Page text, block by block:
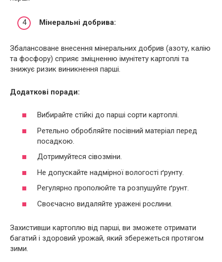
Мінеральні добрива:
Збалансоване внесення мінеральних добрив (азоту, калію
та фосфору) сприяє зміцненню імунітету картоплі та
знижує ризик виникнення парші.
Додаткові поради:
Вибирайте стійкі до парші сорти картоплі.
Ретельно обробляйте посівний матеріал перед
посадкою.
Дотримуйтеся сівозміни.
Не допускайте надмірної вологості ґрунту.
Регулярно прополюйте та розпушуйте ґрунт.
Своєчасно видаляйте уражені рослини.
Захистивши картоплю від парші, ви зможете отримати
багатий і здоровий урожай, який збережеться протягом
зими.